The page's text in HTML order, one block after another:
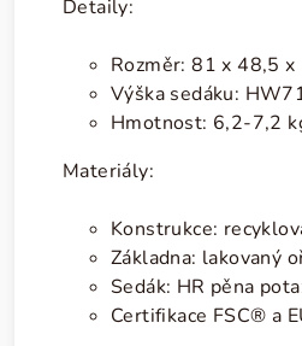
Detaily:
Rozměr: 81 x 48,5
Výška sedáku:
Hmotnost: 6,2-7,2
Materiály:
Konstrukce:
Základna: lakovaný
Sedák: HR pěna
Certifikace FSC® a